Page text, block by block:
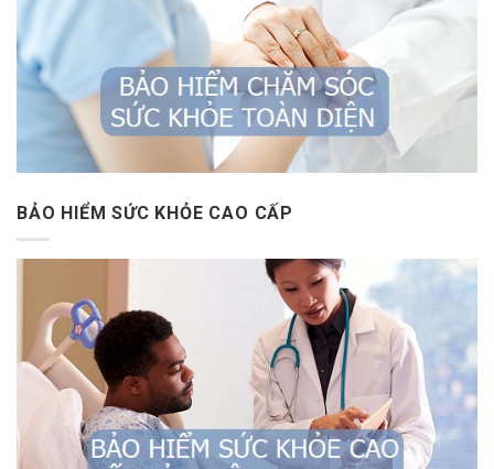
BẢO HIỂM SỨC KHỎE CAO CẤP